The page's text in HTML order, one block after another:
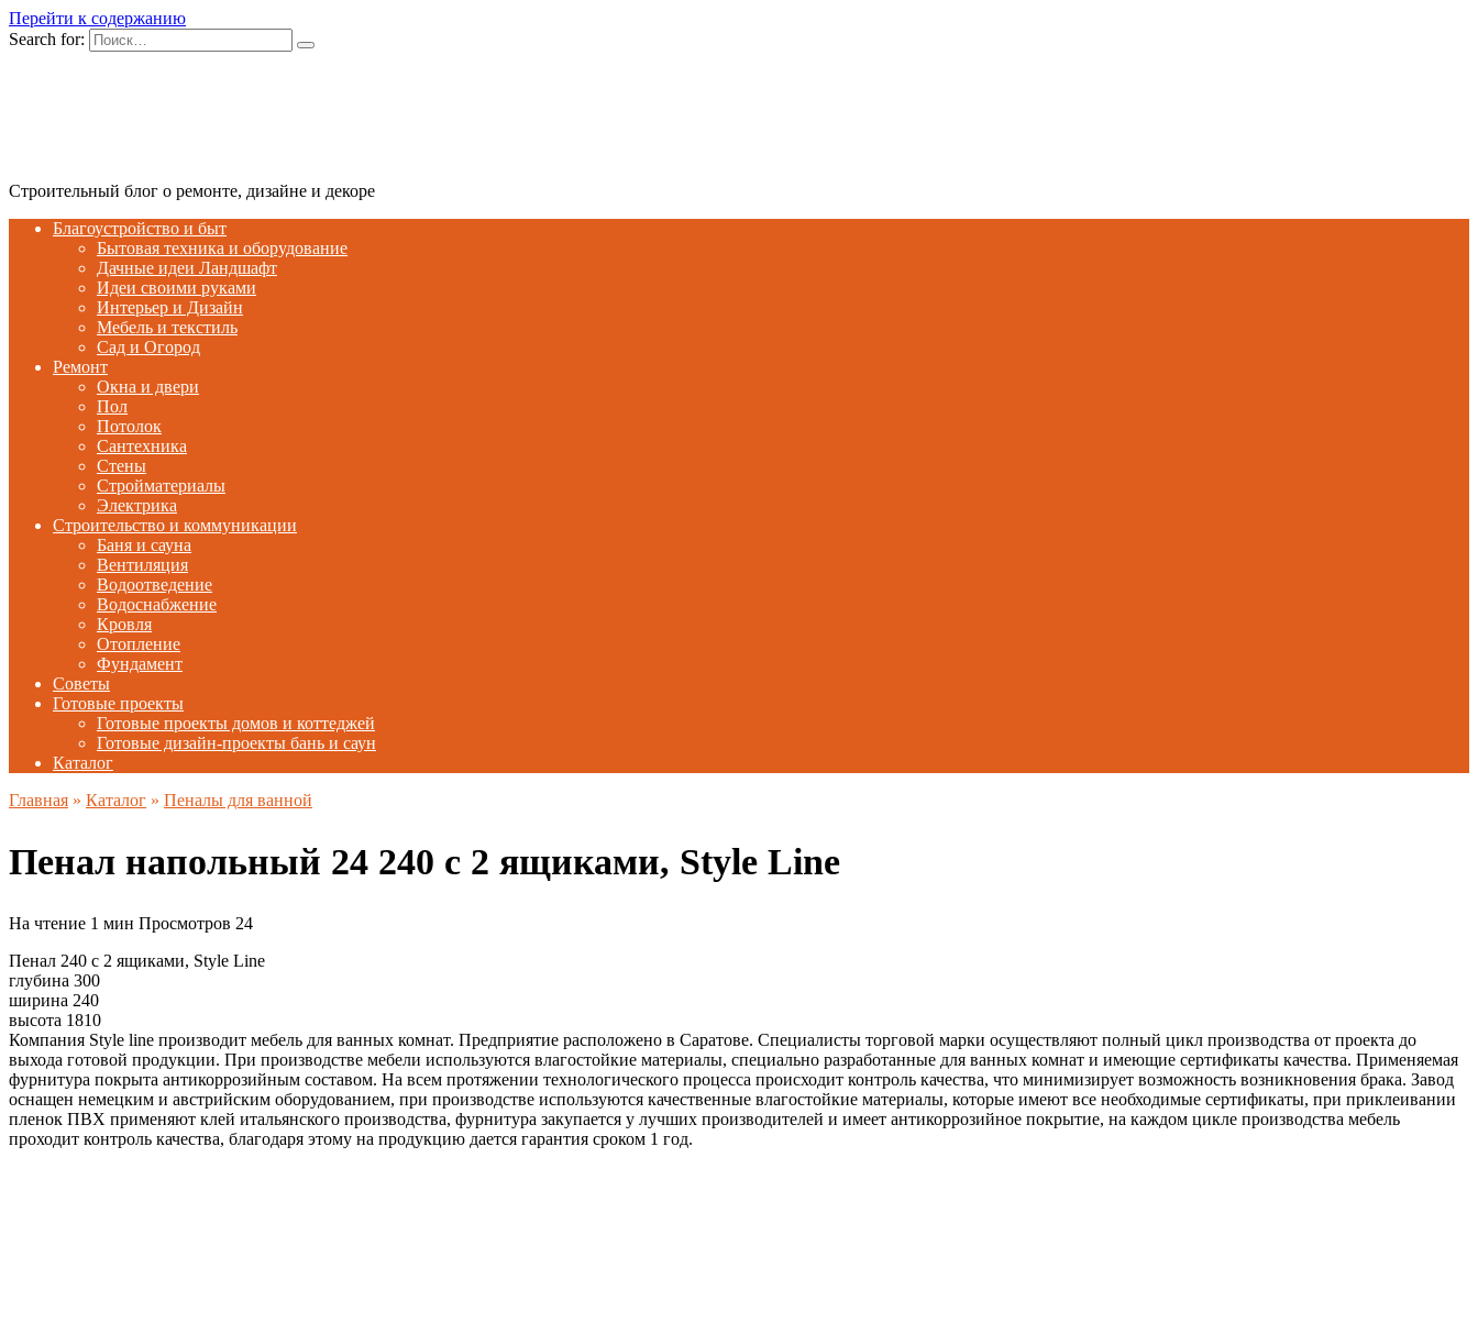
Перейти к содержанию
Search for:
Строительный блог о ремонте, дизайне и декоре
Благоустройство и быт
Бытовая техника и оборудование
Дачные идеи Ландшафт
Идеи своими руками
Интерьер и Дизайн
Мебель и текстиль
Сад и Огород
Ремонт
Окна и двери
Пол
Потолок
Сантехника
Стены
Стройматериалы
Электрика
Строительство и коммуникации
Баня и сауна
Вентиляция
Водоотведение
Водоснабжение
Кровля
Отопление
Фундамент
Советы
Готовые проекты
Готовые проекты домов и коттеджей
Готовые дизайн-проекты бань и саун
Каталог
Главная » Каталог » Пеналы для ванной
Пенал напольный 24 240 с 2 ящиками, Style Line
На чтение 1 мин Просмотров 24
Пенал 240 с 2 ящиками, Style Line
глубина 300
ширина 240
высота 1810
Компания Style line производит мебель для ванных комнат. Предприятие расположено в Саратове. Специалисты торговой марки осуществляют полный цикл производства от проекта до
выхода готовой продукции. При производстве мебели используются влагостойкие материалы, специально разработанные для ванных комнат и имеющие сертификаты качества. Применяемая
фурнитура покрыта антикоррозийным составом. На всем протяжении технологического процесса происходит контроль качества, что минимизирует возможность возникновения брака. Завод
оснащен немецким и австрийским оборудованием, при производстве используются качественные влагостойкие материалы, которые имеют все необходимые сертификаты, при приклеивании
пленок ПВХ применяют клей итальянского производства, фурнитура закупается у лучших производителей и имеет антикоррозийное покрытие, на каждом цикле производства мебель
проходит контроль качества, благодаря этому на продукцию дается гарантия сроком 1 год.